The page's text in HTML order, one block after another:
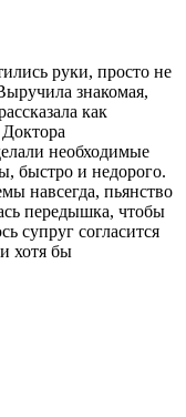
руки, просто не
знакомая,
как
необходимые
быстро и недорого.
навсегда, пьянство
передышка, чтобы
супруг согласится
хотя бы